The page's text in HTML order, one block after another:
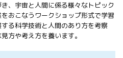
分科会 年次
会合
APRSAFポス
ターコンテ
スト
、宇宙と人間に係る様々なトピック
おこなうワークショップ形式で学習
る科学技術と人間のあり方を考察
方や考え方を養います。